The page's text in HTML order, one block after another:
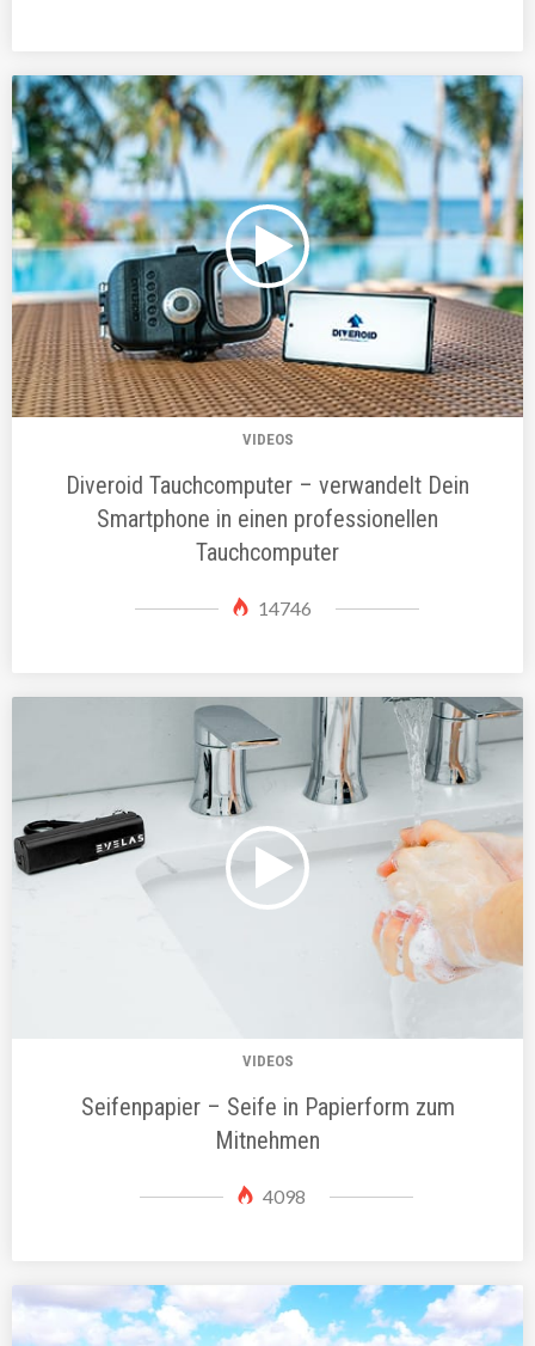
VIDEOS
Diveroid Tauchcomputer – verwandelt Dein
Smartphone in einen professionellen
Tauchcomputer
14746
VIDEOS
Seifenpapier – Seife in Papierform zum
Mitnehmen
4098